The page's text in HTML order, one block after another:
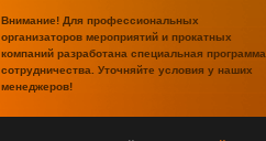
Внимание! Для профессиональных
организаторов мероприятий и прокатных
компаний разработана специальная программа
сотрудничества. Уточняйте условия у наших
менеджеров!